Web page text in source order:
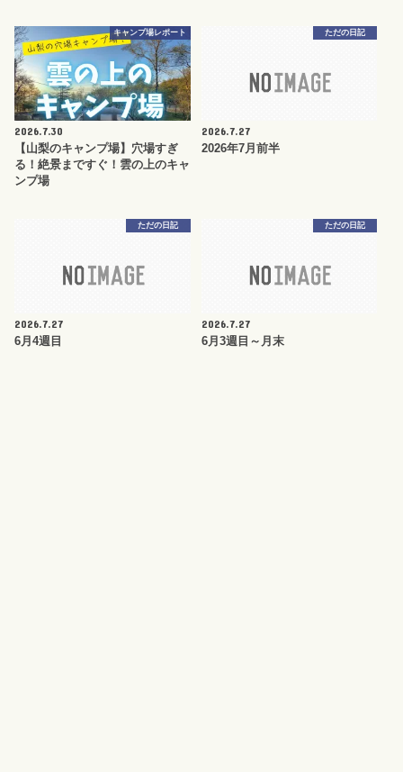
キャンプ場レポート
2026.7.30
【山梨のキャンプ場】穴場すぎ
る！絶景まですぐ！雲の上のキャ
ンプ場
ただの日記
2026.7.27
2026年7月前半
ただの日記
2026.7.27
6月4週目
ただの日記
2026.7.27
6月3週目～月末